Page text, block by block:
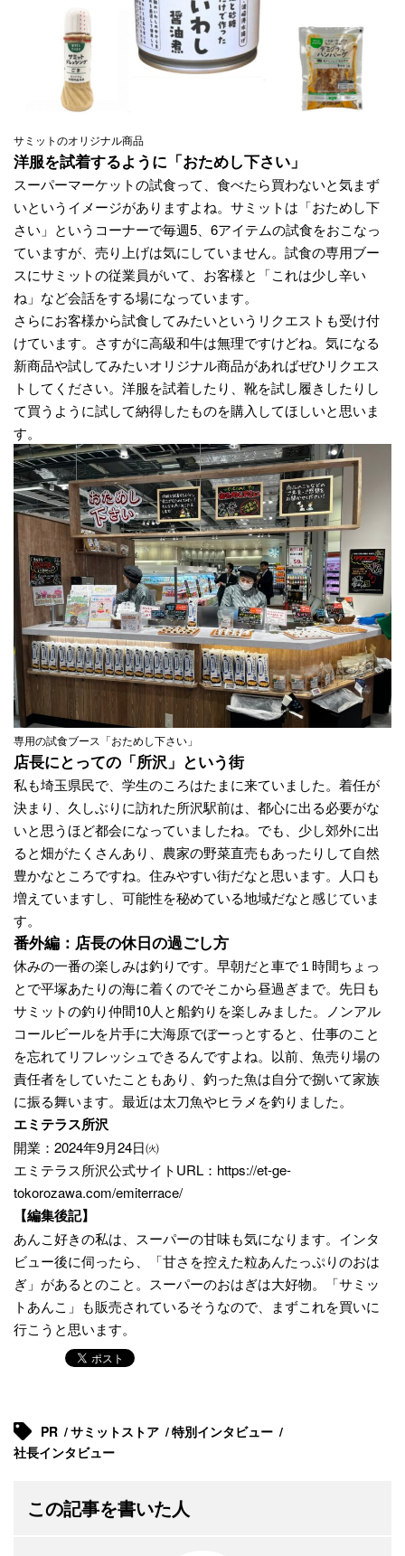
サミットのオリジナル商品
洋服を試着するように「おためし下さい」
スーパーマーケットの試食って、食べたら買わないと気まず
いというイメージがありますよね。サミットは「おためし下
さい」というコーナーで毎週5、6アイテムの試食をおこなっ
ていますが、売り上げは気にしていません。試食の専用ブー
スにサミットの従業員がいて、お客様と「これは少し辛い
ね」など会話をする場になっています。
さらにお客様から試食してみたいというリクエストも受け付
けています。さすがに高級和牛は無理ですけどね。気になる
新商品や試してみたいオリジナル商品があればぜひリクエス
トしてください。洋服を試着したり、靴を試し履きしたりし
て買うように試して納得したものを購入してほしいと思いま
す。
専用の試食ブース「おためし下さい」
店長にとっての「所沢」という街
私も埼玉県民で、学生のころはたまに来ていました。着任が
決まり、久しぶりに訪れた所沢駅前は、都心に出る必要がな
いと思うほど都会になっていましたね。でも、少し郊外に出
ると畑がたくさんあり、農家の野菜直売もあったりして自然
豊かなところですね。住みやすい街だなと思います。人口も
増えていますし、可能性を秘めている地域だなと感じていま
す。
番外編：店長の休日の過ごし方
休みの一番の楽しみは釣りです。早朝だと車で１時間ちょっ
とで平塚あたりの海に着くのでそこから昼過ぎまで。先日も
サミットの釣り仲間10人と船釣りを楽しみました。ノンアル
コールビールを片手に大海原でぼーっとすると、仕事のこと
を忘れてリフレッシュできるんですよね。以前、魚売り場の
責任者をしていたこともあり、釣った魚は自分で捌いて家族
に振る舞います。最近は太刀魚やヒラメを釣りました。
エミテラス所沢
開業：2024年9月24日㈫
エミテラス所沢公式サイトURL： https://et-ge-
tokorozawa.com/emiterrace/
【編集後記】
あんこ好きの私は、スーパーの甘味も気になります。インタ
ビュー後に伺ったら、「甘さを控えた粒あんたっぷりのおは
ぎ」があるとのこと。スーパーのおはぎは大好物。「サミッ
トあんこ」も販売されているそうなので、まずこれを買いに
行こうと思います。
PR サミットストア
特別インタビュー
社長インタビュー
この記事を書いた人